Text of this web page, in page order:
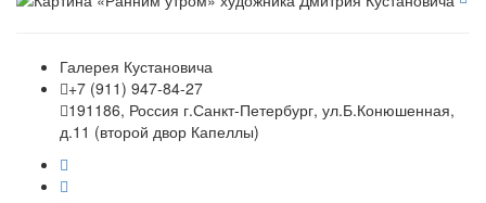
Галерея Кустановича
+7 (911) 947-84-27
191186, Россия г.Санкт-Петербург, ул.Б.Конюшенная,
д.11 (второй двор Капеллы)